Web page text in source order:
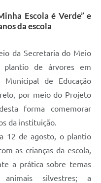
Escola é Verde” e
da escola
da Secretaria do Meio
plantio de árvores em
de Educação
por meio do Projeto
forma comemorar
da instituição.
12 de agosto, o plantio
as crianças da escola,
a prática sobre temas
silvestres; a